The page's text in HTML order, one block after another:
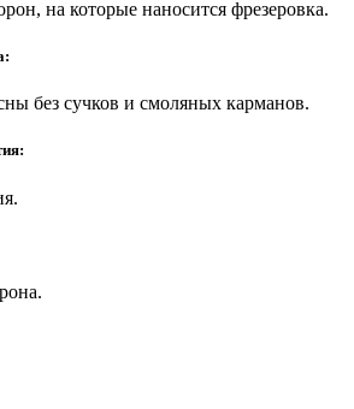
на которые наносится фрезеровка.
без сучков и смоляных карманов.